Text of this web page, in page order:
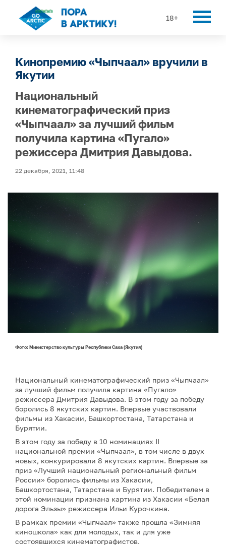
18+
Кинопремию «Чыпчаал» вручили в
Якутии
Национальный
кинематографический приз
«Чыпчаал» за лучший фильм
получила картина «Пугало»
режиссера Дмитрия Давыдова.
22 декабря, 2021, 11:48
Фото: Министерство культуры Республики Саха (Якутия)
Национальный кинематографический приз «Чыпчаал»
за лучший фильм получила картина «Пугало»
режиссера Дмитрия Давыдова. В этом году за победу
боролись 8 якутских картин. Впервые участвовали
фильмы из Хакасии, Башкортостана, Татарстана и
Бурятии.
В этом году за победу в 10 номинациях II
национальной премии «Чыпчаал», в том числе в двух
новых, конкурировали 8 якутских картин. Впервые за
приз «Лучший национальный региональный фильм
России» боролись фильмы из Хакасии,
Башкортостана, Татарстана и Бурятии. Победителем в
этой номинации признана картина из Хакасии «Белая
дорога Эльзы» режиссера Ильи Курочкина.
В рамках премии «Чыпчаал» также прошла «Зимняя
киношкола» как для молодых, так и для уже
состоявшихся кинематографистов.